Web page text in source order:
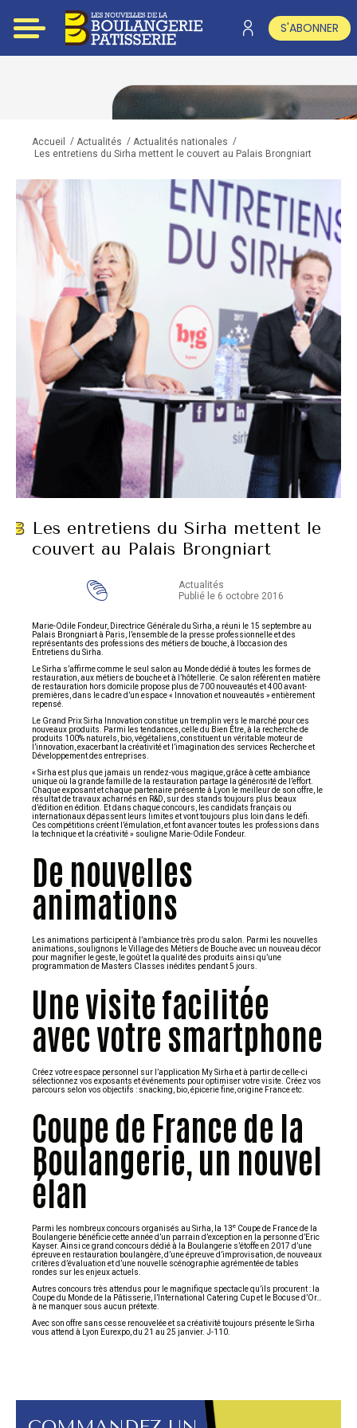
S'ABONNER
Accueil / Actualités / Actualités nationales /
Les entretiens du Sirha mettent le couvert au Palais Brongniart
Les entretiens du Sirha mettent le
couvert au Palais Brongniart
Actualités
Publié le 6 octobre 2016
Marie-Odile Fondeur, Directrice Générale du Sirha, a réuni le 15 septembre au
Palais Brongniart à Paris, l’ensemble de la presse professionnelle et des
représentants des professions des métiers de bouche, à l’occasion des
Entretiens du Sirha.
Le Sirha s’affirme comme le seul salon au Monde dédié à toutes les formes de
restauration, aux métiers de bouche et à l’hôtellerie. Ce salon référent en matière
de restauration hors domicile propose plus de 700 nouveautés et 400 avant-
premières, dans le cadre d’un espace « Innovation et nouveautés » entièrement
repensé.
Le Grand Prix Sirha Innovation constitue un tremplin vers le marché pour ces
nouveaux produits. Parmi les tendances, celle du Bien Être, à la recherche de
produits 100% naturels, bio, végétaliens, constituent un véritable moteur de
l’innovation, exacerbant la créativité et l’imagination des services Recherche et
Développement des entreprises.
« Sirha est plus que jamais un rendez-vous magique, grâce à cette ambiance
unique où la grande famille de la restauration partage la générosité de l’effort.
Chaque exposant et chaque partenaire présente à Lyon le meilleur de son offre, le
résultat de travaux acharnés en R&D, sur des stands toujours plus beaux
d’édition en édition. Et dans chaque concours, les candidats français ou
internationaux dépassent leurs limites et vont toujours plus loin dans le défi.
Ces compétitions créent l’émulation, et font avancer toutes les professions dans
la technique et la créativité » souligne Marie-Odile Fondeur.
De nouvelles
animations
Les animations participent à l’ambiance très pro du salon. Parmi les nouvelles
animations, soulignons le Village des Métiers de Bouche avec un nouveau décor
pour magnifier le geste, le goût et la qualité des produits ainsi qu’une
programmation de Masters Classes inédites pendant 5 jours.
Une visite facilitée
avec votre smartphone
Créez votre espace personnel sur l’application My Sirha et à partir de celle-ci
sélectionnez vos exposants et événements pour optimiser votre visite. Créez vos
parcours selon vos objectifs : snacking, bio, épicerie fine, origine France etc.
Coupe de France de la
Boulangerie, un nouvel
élan
Parmi les nombreux concours organisés au Sirha, la 13e Coupe de France de la
Boulangerie bénéficie cette année d’un parrain d’exception en la personne d’Eric
Kayser. Ainsi ce grand concours dédié à la Boulangerie s’étoffe en 2017 d’une
épreuve en restauration boulangère, d’une épreuve d’improvisation, de nouveaux
critères d’évaluation et d’une nouvelle scénographie agrémentée de tables
rondes sur les enjeux actuels.
Autres concours très attendus pour le magnifique spectacle qu’ils procurent : la
Coupe du Monde de la Pâtisserie, l’International Catering Cup et le Bocuse d’Or…
à ne manquer sous aucun prétexte.
Avec son offre sans cesse renouvelée et sa créativité toujours présente le Sirha
vous attend à Lyon Eurexpo, du 21 au 25 janvier. J-110.